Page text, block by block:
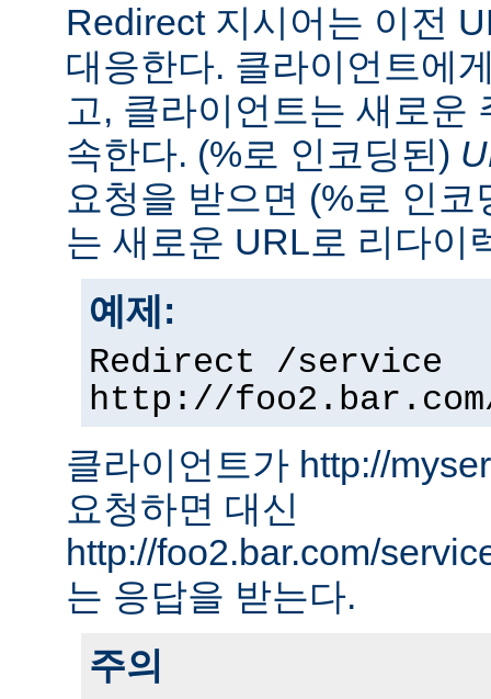
Redirect 지시어는 이전
대응한다. 클라이언트에
고, 클라이언트는 새로운
속한다. (%로 인코딩된)
요청을 받으면 (%로 인
는 새로운 URL로 리다이
예제:
Redirect /service
http://
클라이언트가 http://
요청하면 대신
http://foo2.bar.com/
는 응답을 받는다.
주의